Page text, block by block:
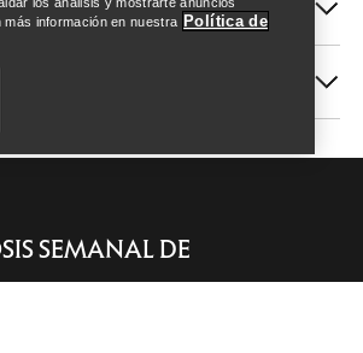
tienda Help
SEMANAL DE
más información en nuestra Política de